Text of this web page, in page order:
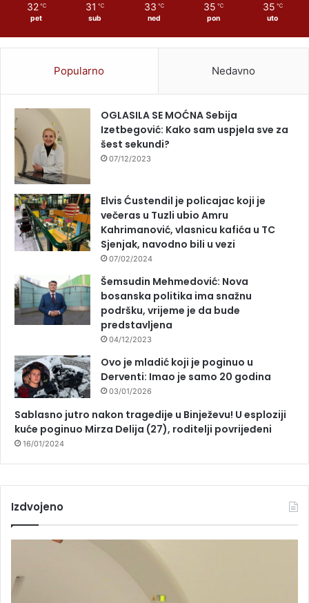
32 ℃
pet
31 ℃
sub
33 ℃
ned
35 ℃
pon
35 ℃
uto
Popularno Nedavno
OGLASILA SE MOĆNA Sebija
Izetbegović: Kako sam uspjela sve za
šest sekundi?
07/12/2023
Elvis Ćustendil je policajac koji je
večeras u Tuzli ubio Amru
Kahrimanović, vlasnicu kafića u TC
Sjenjak, navodno bili u vezi
07/02/2024
Šemsudin Mehmedović: Nova
bosanska politika ima snažnu
podršku, vrijeme je da bude
predstavljena
04/12/2023
Ovo je mladić koji je poginuo u
Derventi: Imao je samo 20 godina
03/01/2026
Sablasno jutro nakon tragedije u Binježevu! U esploziji
kuće poginuo Mirza Delija (27), roditelji povrijeđeni
16/01/2024
Izdvojeno